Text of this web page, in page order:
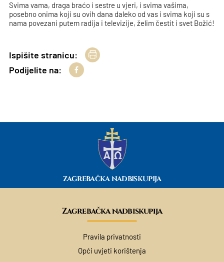
Svima vama, draga braćo i sestre u vjeri, i svima vašima,
posebno onima koji su ovih dana daleko od vas i svima koji su s
nama povezani putem radija i televizije, želim čestit i svet Božić!
Ispišite stranicu:
Podijelite na:
ZAGREBAČKA NADBISKUPIJA
Zagrebačka nadbiskupija
Pravila privatnosti
Opći uvjeti korištenja